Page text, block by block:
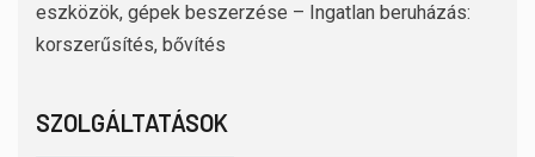
eszközök, gépek beszerzése – Ingatlan beruházás:
korszerűsítés, bővítés
SZOLGÁLTATÁSOK